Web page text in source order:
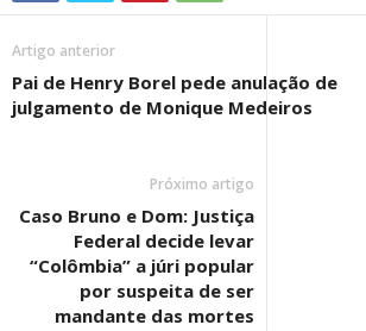
Artigo anterior
Pai de Henry Borel pede anulação de
julgamento de Monique Medeiros
Próximo artigo
Caso Bruno e Dom: Justiça
Federal decide levar
“Colômbia” a júri popular
por suspeita de ser
mandante das mortes